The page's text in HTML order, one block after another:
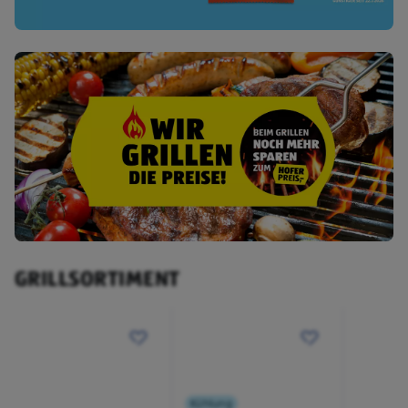
GRILLSORTIMENT
Kühlung